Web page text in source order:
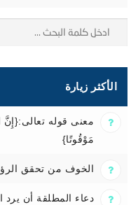
الأكثر زيارة
معنى قوله تعالى:{إِنَّ
مَوْقُوتًا}
الخوف من تحقق
دعاء المطلقة أن يرد